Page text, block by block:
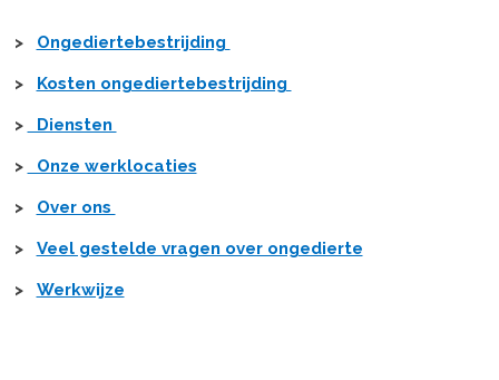
> Ongediertebestrijding
> Kosten ongediertebestrijding
> Diensten
> Onze werklocaties
> Over ons
> Veel gestelde vragen over ongedierte
> Werkwijze